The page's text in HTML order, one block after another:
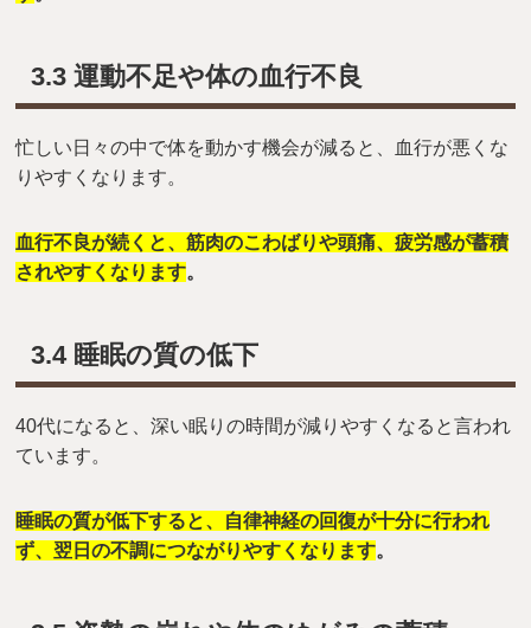
3.3 運動不足や体の血行不良
忙しい日々の中で体を動かす機会が減ると、血行が悪くな
りやすくなります。
血行不良が続くと、筋肉のこわばりや頭痛、疲労感が蓄積
されやすくなります。
3.4 睡眠の質の低下
40代になると、深い眠りの時間が減りやすくなると言われ
ています。
睡眠の質が低下すると、自律神経の回復が十分に行われ
ず、翌日の不調につながりやすくなります。